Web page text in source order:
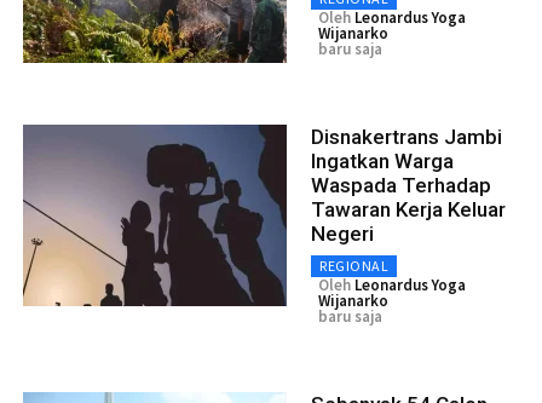
Oleh Leonardus Yoga
Wijanarko
baru saja
Disnakertrans Jambi
Ingatkan Warga
Waspada Terhadap
Tawaran Kerja Keluar
Negeri
REGIONAL
Oleh Leonardus Yoga
Wijanarko
baru saja